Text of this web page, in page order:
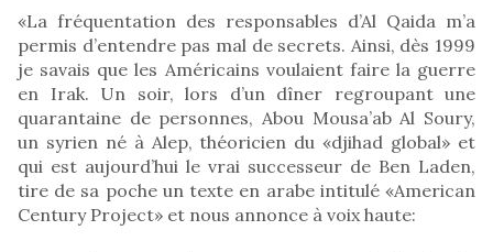
«La fréquentation des responsables d’Al Qaida m’a
permis d’entendre pas mal de secrets. Ainsi, dès 1999
je savais que les Américains voulaient faire la guerre
en Irak. Un soir, lors d’un dîner regroupant une
quarantaine de personnes, Abou Mousa’ab Al Soury,
un syrien né à Alep, théoricien du «djihad global» et
qui est aujourd’hui le vrai successeur de Ben Laden,
tire de sa poche un texte en arabe intitulé «American
Century Project» et nous annonce à voix haute: